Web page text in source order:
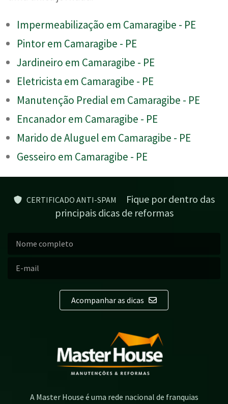
Impermeabilização em Camaragibe - PE
Pintor em Camaragibe - PE
Jardineiro em Camaragibe - PE
Eletricista em Camaragibe - PE
Manutenção Predial em Camaragibe - PE
Encanador em Camaragibe - PE
Marido de Aluguel em Camaragibe - PE
Gesseiro em Camaragibe - PE
CERTIFICADO ANTI-SPAM
Fique por dentro das
principais dicas de reformas
Acompanhar as dicas
A Master House é uma rede nacional de franquias